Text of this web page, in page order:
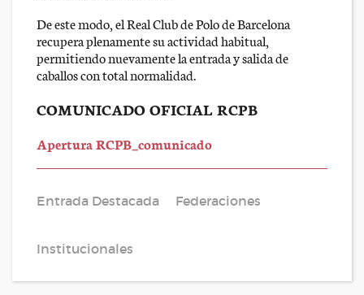
De este modo, el Real Club de Polo de Barcelona
recupera plenamente su actividad habitual,
permitiendo nuevamente la entrada y salida de
caballos con total normalidad.
COMUNICADO OFICIAL RCPB
Apertura RCPB_comunicado
Entrada Destacada Federaciones
Institucionales